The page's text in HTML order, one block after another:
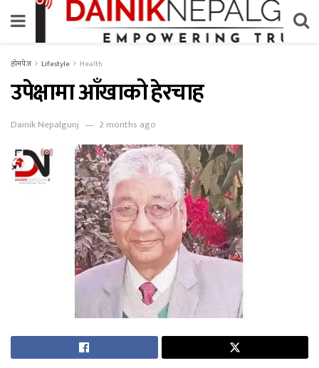
होमपेज Lifestyle Health
उपेक्षामा आँखाको हेरचाह
Dainik Nepalgunj 2 months ago